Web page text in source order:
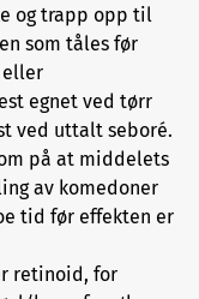
og trapp opp til
som tåles før
eller
egnet ved tørr
ved uttalt seboré.
på at middelets
av komedoner
tid før effekten er
retinoid, for